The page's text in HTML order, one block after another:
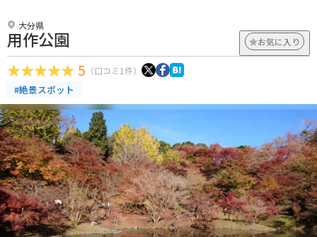
大分県
用作公園 お気に入り
5 （口コミ1件）
#絶景スポット